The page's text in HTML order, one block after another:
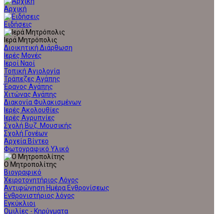
Αρχική
Ειδήσεις
Ιερά Μητρόπολις
Διοικητική Διάρθωση
Ιερές Μονές
Ιεροί Ναοί
Τοπική Αγιολογία
Τράπεζες Αγάπης
Έρανος Αγάπης
Χιτώνας Αγάπης
Διακονία Φυλακισμένων
Ιερές Ακολουθίες
Ιερές Αγρυπνίες
Σχολή Βυζ. Μουσικής
Σχολή Γονέων
Αρχεία Βίντεο
Φωτογραφικό Υλικό
Ο Μητροπολίτης
Βιογραφικό
Χειροτονητήριος Λόγος
Αντιφώνηση Ημέρα Ενθρονίσεως
Ενθρονιστήριος λόγος
Εγκύκλιοι
Ομιλίες - Κηρύγματα